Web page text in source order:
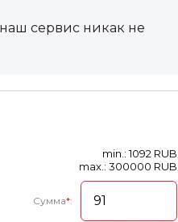
сервис никак не
min.: 1092 RUB
max.: 300000 RUB
Сумма*: